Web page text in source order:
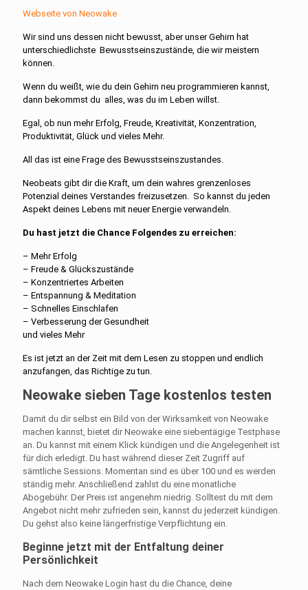
Webseite von Neowake
Wir sind uns dessen nicht bewusst, aber unser Gehirn hat
unterschiedlichste Bewusstseinszustände, die wir meistern
können.
Wenn du weißt, wie du dein Gehirn neu programmieren kannst,
dann bekommst du alles, was du im Leben willst.
Egal, ob nun mehr Erfolg, Freude, Kreativität, Konzentration,
Produktivität, Glück und vieles Mehr.
All das ist eine Frage des Bewusstseinszustandes.
Neobeats gibt dir die Kraft, um dein wahres grenzenloses
Potenzial deines Verstandes freizusetzen. So kannst du jeden
Aspekt deines Lebens mit neuer Energie verwandeln.
Du hast jetzt die Chance Folgendes zu erreichen:
– Mehr Erfolg
– Freude & Glückszustände
– Konzentriertes Arbeiten
– Entspannung & Meditation
– Schnelles Einschlafen
– Verbesserung der Gesundheit
und vieles Mehr
Es ist jetzt an der Zeit mit dem Lesen zu stoppen und endlich
anzufangen, das Richtige zu tun.
Neowake sieben Tage kostenlos testen
Damit du dir selbst ein Bild von der Wirksamkeit von Neowake
machen kannst, bietet dir Neowake eine siebentägige Testphase
an. Du kannst mit einem Klick kündigen und die Angelegenheit ist
für dich erledigt. Du hast während dieser Zeit Zugriff auf
sämtliche Sessions. Momentan sind es über 100 und es werden
ständig mehr. Anschließend zahlst du eine monatliche
Abogebühr. Der Preis ist angenehm niedrig. Solltest du mit dem
Angebot nicht mehr zufrieden sein, kannst du jederzeit kündigen.
Du gehst also keine längerfristige Verpflichtung ein.
Beginne jetzt mit der Entfaltung deiner
Persönlichkeit
Nach dem Neowake Login hast du die Chance, deine